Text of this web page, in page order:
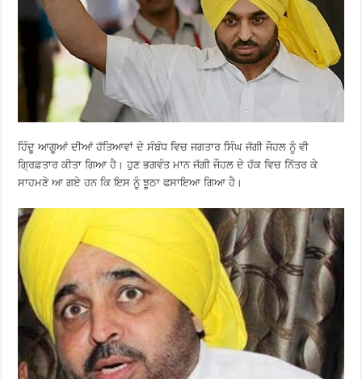
ਹਿੰਦੂ ਆਗੂਆਂ ਦੀਆਂ ਹੱਤਿਆਵਾਂ ਦੇ ਸੰਬੰਧ ਵਿਚ ਜਗਤਾਰ ਸਿੰਘ ਜੱਗੀ ਜੌਹਲ ਨੂੰ ਵੀ
ਗ੍ਰਿਫ਼ਤਾਰ ਕੀਤਾ ਗਿਆ ਹੈ। ਹੁਣ ਭਗਵੰਤ ਮਾਨ ਜੱਗੀ ਜੌਹਲ ਦੇ ਹੱਕ ਵਿਚ ਨਿੱਤਰ ਕੇ
ਸਾਹਮਣੇ ਆ ਗਏ ਹਨ ਕਿ ਇਸ ਨੂੰ ਝੂਠਾ ਫਸਾਇਆ ਗਿਆ ਹੈ।